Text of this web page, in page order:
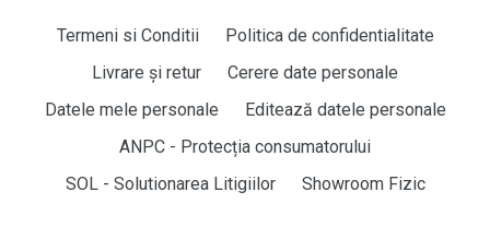
Termeni si Conditii
Politica de confidentialitate
Livrare și retur
Cerere date personale
Datele mele personale
Editează datele personale
ANPC - Protecția consumatorului
SOL - Solutionarea Litigiilor
Showroom Fizic